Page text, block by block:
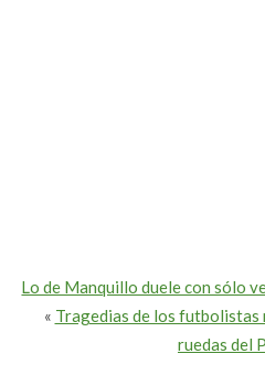
Lo de Manquillo duele con sólo
« Tragedias de los futbolistas
ruedas del